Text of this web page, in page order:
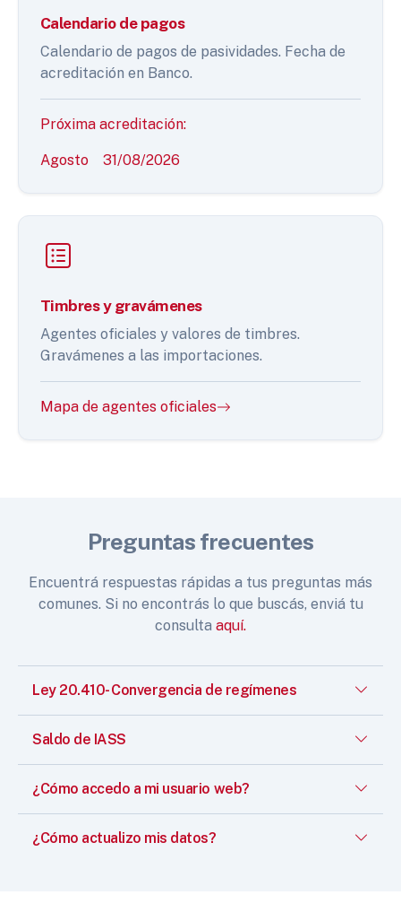
Calendario de pagos
Calendario de pagos de pasividades. Fecha de
acreditación en Banco.
Próxima acreditación:
Agosto 31/08/2026
Timbres y gravámenes
Agentes oficiales y valores de timbres.
Gravámenes a las importaciones.
Mapa de agentes oficiales
Preguntas frecuentes
Encuentrá respuestas rápidas a tus preguntas más
comunes. Si no encontrás lo que buscás, enviá tu
consulta aquí.
Ley 20.410- Convergencia de regímenes
Saldo de IASS
¿Cómo accedo a mi usuario web?
¿Cómo actualizo mis datos?